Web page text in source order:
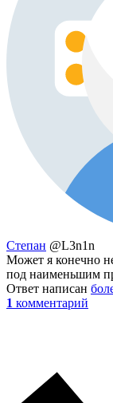
Степан @L3n1n
Может я конечно
под наименьшим
Ответ написан
1 комментарий